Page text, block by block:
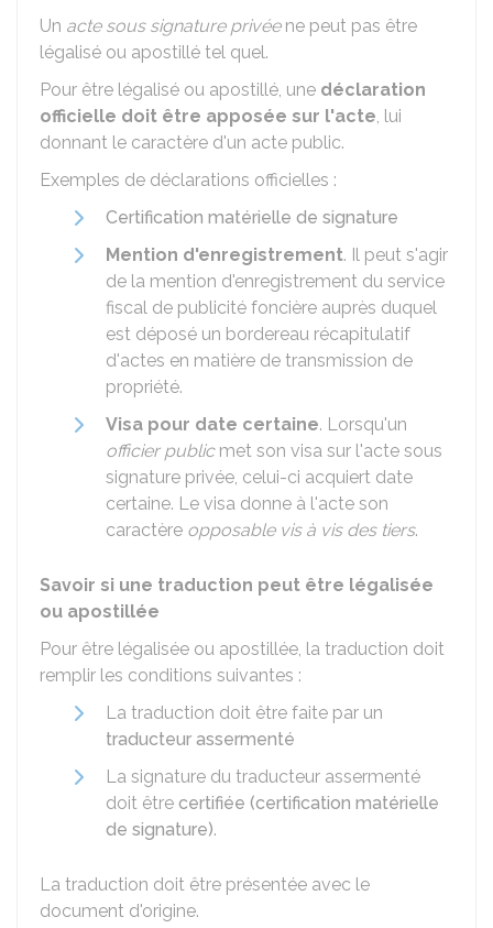
Un acte sous signature privéene peut pas être
légalisé ou apostillé tel quel.
Pour être légalisé ou apostillé, une déclaration
officielle doit être apposée sur l'acte , lui
donnant le caractère d'un acte public.
Exemples de déclarations officielles :
Certification matérielle de signature
Mention d'enregistrement. Il peut s'agir
de la mention d'enregistrement du service
fiscal de publicité foncière auprès duquel
est déposé un bordereau récapitulatif
d'actes en matière de transmission de
propriété.
Visa pour date certaine. Lorsqu'un
officier publicmet son visa sur l'acte sous
signature privée, celui-ci acquiert date
certaine. Le visa donne à l'acte son
caractère opposable vis à vis des tiers.
Savoir si une traduction peut être légalisée
ou apostillée
Pour être légalisée ou apostillée, la traduction doit
remplir les conditions suivantes :
La traduction doit être faite par un
traducteur assermenté
La signature du traducteur assermenté
doit être certifiée (certification matérielle
de signature).
La traduction doit être présentée avec le
document d'origine.